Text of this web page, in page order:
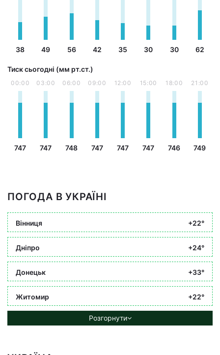
38 49 56 42 35 30 30 62
Тиск сьогодні (мм рт.ст.)
00:00
747
03:00
747
06:00
748
09:00
747
12:00
747
15:00
747
18:00
746
21:00
749
ПОГОДА В УКРАЇНІ
Вінниця +22°
Дніпро +24°
Донецьк +33°
Житомир +22°
Розгорнути